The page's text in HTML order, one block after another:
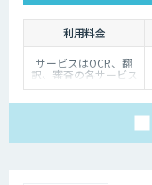
利用料金
サービスはOCR、翻
訳、審査の各サービス
の基本使用料＋ポイン
100,000円/月